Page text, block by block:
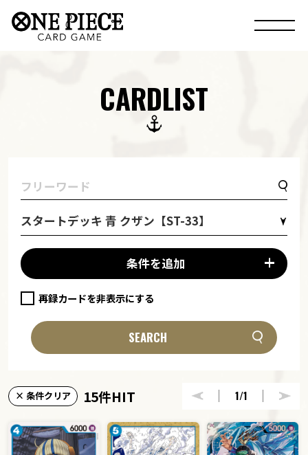
CARDLIST
スタートデッキ 青 クザン【ST-33】
条件を追加
再録カードを非表示にする
SEARCH
× 条件クリア 15件HIT 1/1